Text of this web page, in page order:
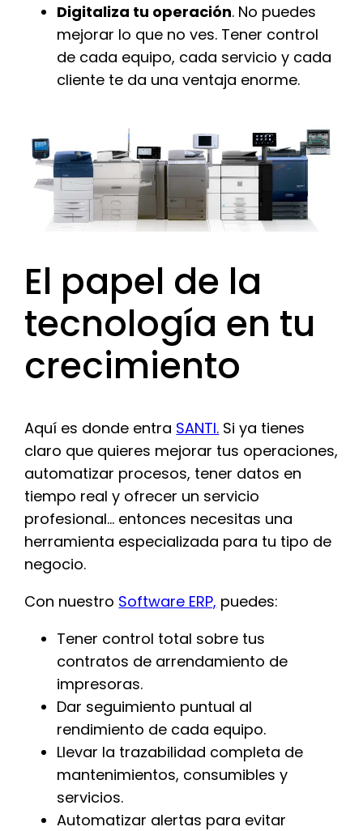
Digitaliza tu operación. No puedes
mejorar lo que no ves. Tener control
de cada equipo, cada servicio y cada
cliente te da una ventaja enorme.
El papel de la
tecnología en tu
crecimiento
Aquí es donde entra SANTI. Si ya tienes
claro que quieres mejorar tus operaciones,
automatizar procesos, tener datos en
tiempo real y ofrecer un servicio
profesional… entonces necesitas una
herramienta especializada para tu tipo de
negocio.
Con nuestro Software ERP, puedes:
Tener control total sobre tus
contratos de arrendamiento de
impresoras.
Dar seguimiento puntual al
rendimiento de cada equipo.
Llevar la trazabilidad completa de
mantenimientos, consumibles y
servicios.
Automatizar alertas para evitar